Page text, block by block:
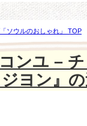
ソウルのおしゃれ」 TOP
』の追い風で広告界の
ンユ –
ヨン』